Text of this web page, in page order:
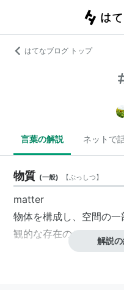
はてなブログ トップ
言葉の解説 ネットで
物質 (一般) 【ぶっしつ】
matter
物体を構成し、空間の
観的な存在のこと。
解説